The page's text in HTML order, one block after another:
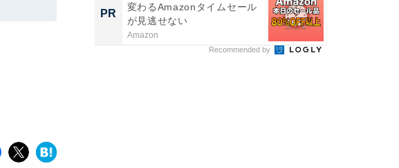
PR
変わるAmazonタイムセール
が見逃せない
Amazon
Recommended by